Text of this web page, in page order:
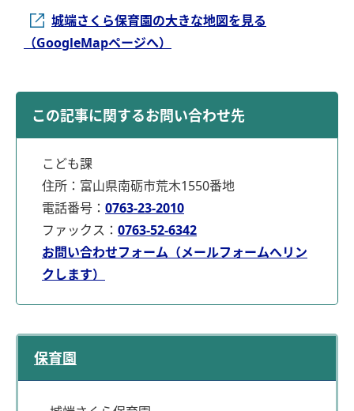
城端さくら保育園の大きな地図を見る
（GoogleMapページへ）
この記事に関するお問い合わせ先
こども課
住所：富山県南砺市荒木1550番地
電話番号： 0763-23-2010
ファックス： 0763-52-6342
お問い合わせフォーム（メールフォームへリン
クします）
保育園